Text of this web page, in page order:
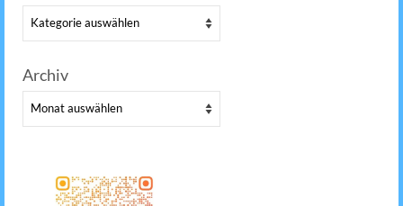
Kategorien
Archiv
Archiv